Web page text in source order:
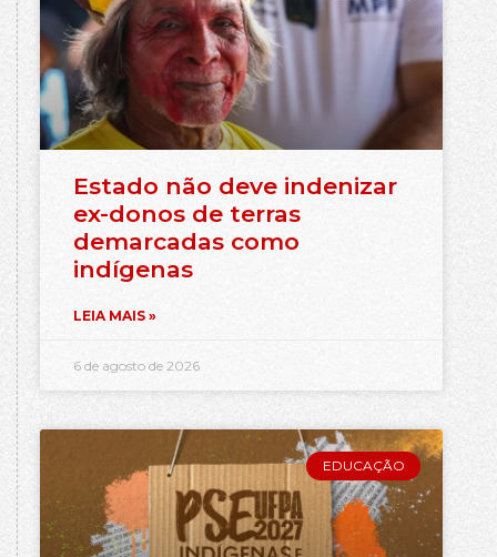
Estado não deve indenizar
ex-donos de terras
demarcadas como
indígenas
LEIA MAIS »
6 de agosto de 2026
EDUCAÇÃO